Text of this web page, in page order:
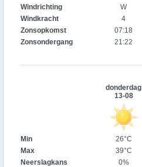
Windrichting
W
Windkracht
4
Zonsopkomst
07:18
Zonsondergang
21:22
donderdag
13-08
Min 26°C
Max
39°C
Neerslagkans
0%